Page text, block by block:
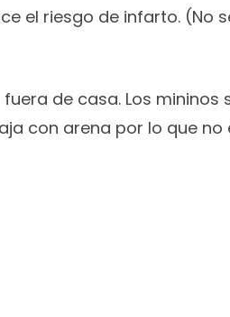
el riesgo de infarto. (No
de casa. Los
con arena por lo que